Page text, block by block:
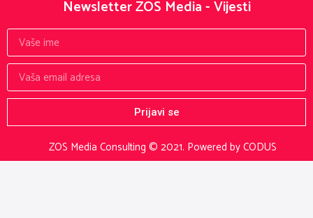
ZOS Media Consulting © 2021. Powered by CODUS
Newsletter ZOS Media - Vijesti
Prijavi se